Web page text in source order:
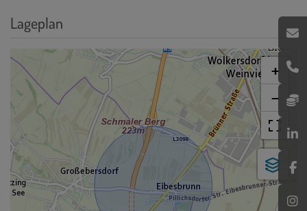
Lageplan
+
−